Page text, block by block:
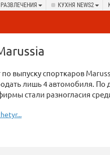
РАЗВЛЕЧЕНИЯ КУХНЯ NEWS2
выпуску спорткаров
лишь 4 автомобиля. По
стали разногласия